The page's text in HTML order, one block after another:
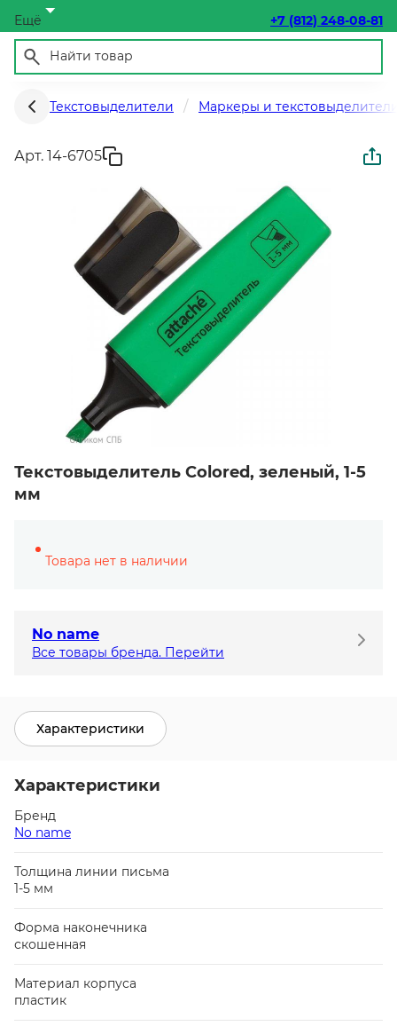
Ещё +7 (812) 248-08-81
Текстовыделители Маркеры и
Арт. 14-6705
Текстовыделитель Colored, зеленый, 1-5
мм
Товара нет в наличии
No name
Все товары бренда. Перейти
Характеристики
Характеристики
Бренд
No name
Толщина линии письма
1-5 мм
Форма наконечника
скошенная
Материал корпуса
пластик